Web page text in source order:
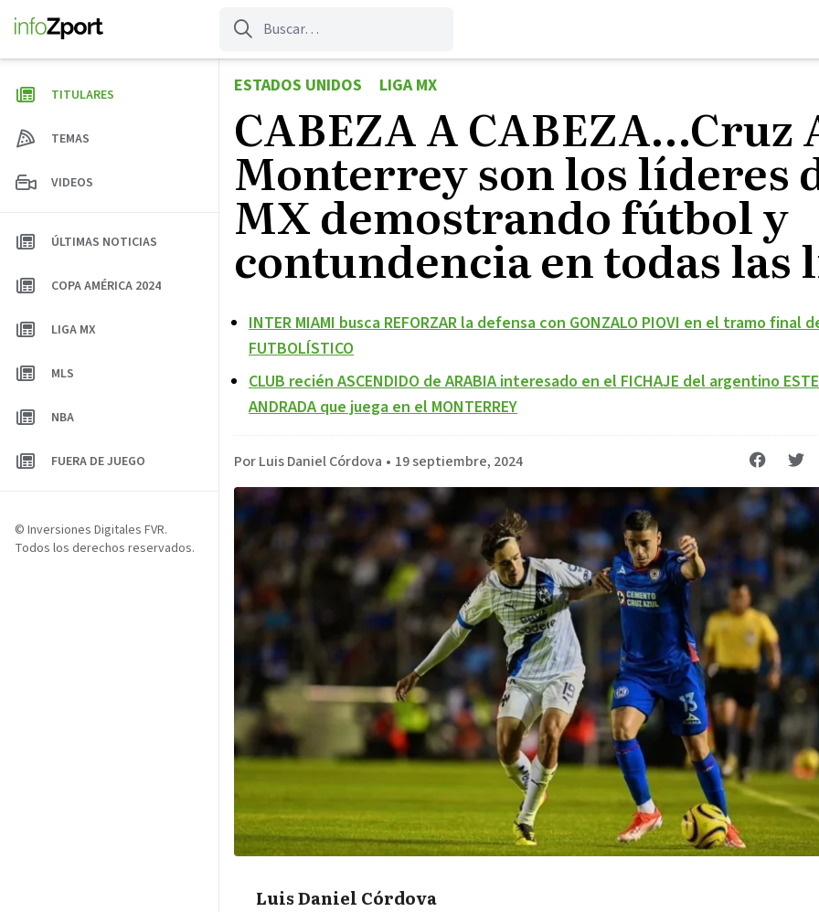
contenido
ESTADOS UNIDOS LIGA MX
CABEZA A CABEZA…Cruz
Monterrey son los líderes
MX demostrando fútbol y
contundencia en todas las
INTER MIAMI busca REFORZAR la defensa con GONZALO PIOVI en el tramo final
FUTBOLÍSTICO
CLUB recién ASCENDIDO de ARABIA interesado en el FICHAJE del argentino
ANDRADA que juega en el MONTERREY
Por Luis Daniel Córdova • 19 septiembre, 2024
Luis Daniel Córdova
TITULARES
TEMAS
VIDEOS
ÚLTIMAS NOTICIAS
COPA AMÉRICA 2024
LIGA MX
MLS
NBA
FUERA DE JUEGO
© Inversiones Digitales FVR.
Todos los derechos reservados.